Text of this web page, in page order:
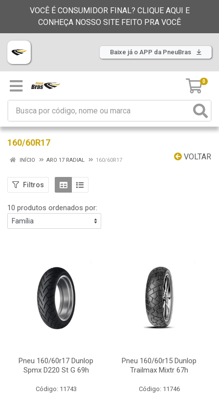
VOCÊ É CONSUMIDOR FINAL? CLIQUE AQUI E
CONHEÇA NOSSO SITE FEITO PRA VOCÊ
Baixe já o APP da PneuBras
0
160/60R17
VOLTAR
INÍCIO ARO 17 RADIAL 160/60R17
Filtros
10 produtos ordenados por:
Pneu 160/60r17 Dunlop
Spmx D220 St G 69h
Código: 11743
Pneu 160/60r15 Dunlop
Trailmax Mixtr 67h
Código: 11746